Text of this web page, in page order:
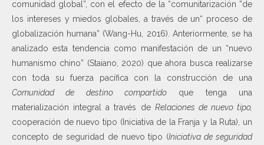
comunidad global”, con el efecto de la “comunitarización ”de
los intereses y miedos globales, a través de un“ proceso de
globalización humana” (Wang-Hu, 2016). Anteriormente, se ha
analizado esta tendencia como manifestación de un “nuevo
humanismo chino” (Staiano, 2020) que ahora busca realizarse
con toda su fuerza pacífica con la construcción de una
Comunidad de destino compartido que tenga una
materialización integral a través de Relaciones de nuevo tipo,
cooperación de nuevo tipo (Iniciativa de la Franja y la Ruta), un
concepto de seguridad de nuevo tipo (Iniciativa de seguridad